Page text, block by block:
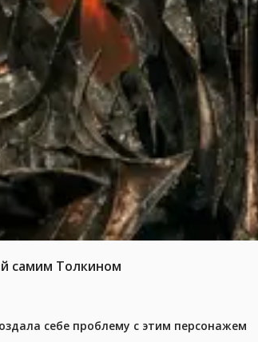
самим Толкином
себе проблему с этим персонажем